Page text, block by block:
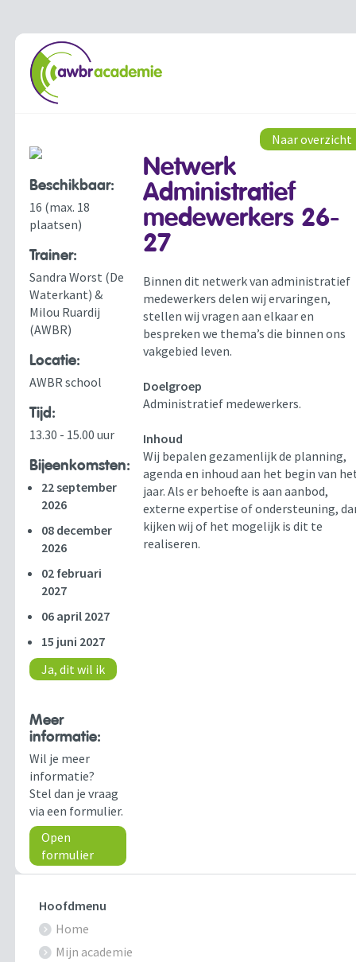
Beschikbaar:
16 (max. 18
plaatsen)
Trainer:
Sandra Worst (De
Waterkant) &
Milou Ruardij
(AWBR)
Locatie:
AWBR school
Tijd:
13.30 - 15.00 uur
Bijeenkomsten:
22 september
2026
08 december
2026
02 februari
2027
06 april 2027
15 juni 2027
Ja, dit wil ik
Meer
informatie:
Wil je meer
informatie?
Stel dan je vraag
via een formulier.
Open
formulier
Naar overzicht
Netwerk
Administratief
medewerkers 26-
27
Binnen dit netwerk van administratief
medewerkers delen wij ervaringen,
stellen wij vragen aan elkaar en
bespreken we thema’s die binnen ons
vakgebied leven.
Doelgroep
Administratief medewerkers.
Inhoud
Wij bepalen gezamenlijk de planning,
agenda en inhoud aan het begin van
jaar. Als er behoefte is aan aanbod,
externe expertise of ondersteuning,
kijken wij of het mogelijk is dit te
realiseren.
Hoofdmenu
Home
Mijn academie